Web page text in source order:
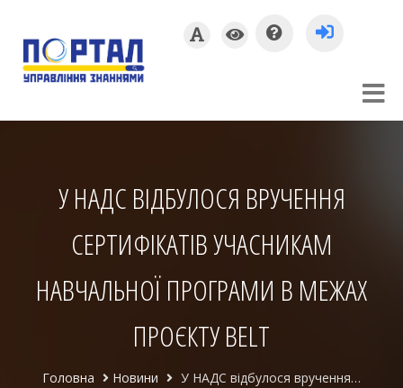
У НАДС ВІДБУЛОСЯ ВРУЧЕННЯ
СЕРТИФІКАТІВ УЧАСНИКАМ
НАВЧАЛЬНОЇ ПРОГРАМИ В МЕЖАХ
ПРОЄКТУ BELT
Головна Новини У НАДС відбулося вручення сертифікатів учасникам навчальної програми в межах проєкту BELT